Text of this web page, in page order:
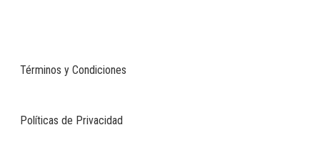
Términos y Condiciones
Políticas de Privacidad